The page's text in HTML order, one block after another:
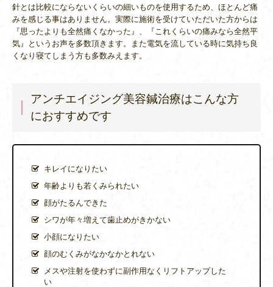
針とは比較にならないくらいの細いものを使用するため、ほとんど痛
みを感じる事はありません。実際に施術を受けていただいた方からは
『思ったよりも全然痛くなかった』、『これくらいの痛みなら全然平
気』というお声を多数頂きます。また電気を流している時に気持ち良
くなり寝てしまう方も多数みえます。
アンチエイジング美容鍼治療はこんな方
におすすめです
キレイになりたい
年齢よりも若くみられたい
顔がたるんできた
シワが年々増えて歯止めがきかない
小顔になりたい
顔のむくみがなかなかとれない
メスや注射を使わずに副作用なくリフトアップした
い